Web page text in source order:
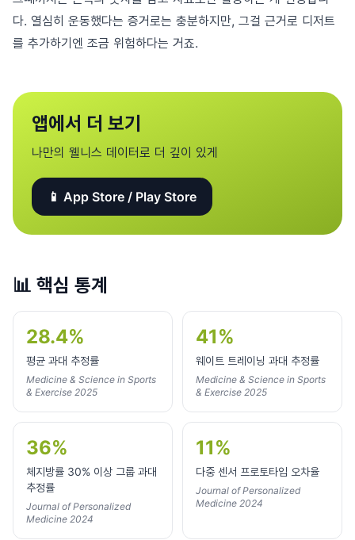
다. 열심히 운동했다는 증거로는 충분하지만, 그걸 근거로 디저트
를 추가하기엔 조금 위험하다는 거죠.
앱에서 더 보기
나만의 웰니스 데이터로 더 깊이 있게
📱 App Store / Play Store
📊 핵심 통계
28.4%
평균 과대 추정률
Medicine & Science in Sports
& Exercise 2025
41%
웨이트 트레이닝 과대 추정률
Medicine & Science in Sports
& Exercise 2025
36%
체지방률 30% 이상 그룹 과대
추정률
Journal of Personalized
Medicine 2024
11%
다중 센서 프로토타입 오차율
Journal of Personalized
Medicine 2024